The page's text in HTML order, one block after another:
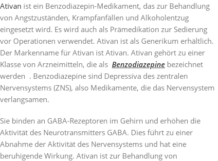
Ativan ist ein Benzodiazepin-Medikament, das zur Behandlung
von Angstzuständen, Krampfanfällen und Alkoholentzug
eingesetzt wird. Es wird auch als Prämedikation zur Sedierung
vor Operationen verwendet. Ativan ist als Generikum erhältlich.
Der Markenname für Ativan ist Ativan. Ativan gehört zu einer
Klasse von Arzneimitteln, die als Benzodiazepine bezeichnet
werden . Benzodiazepine sind Depressiva des zentralen
Nervensystems (ZNS), also Medikamente, die das Nervensystem
verlangsamen.
Sie binden an GABA-Rezeptoren im Gehirn und erhöhen die
Aktivität des Neurotransmitters GABA. Dies führt zu einer
Abnahme der Aktivität des Nervensystems und hat eine
beruhigende Wirkung. Ativan ist zur Behandlung von